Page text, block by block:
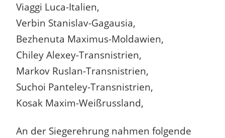
Viaggi Luca-Italien,
Verbin Stanislav-Gagausia,
Bezhenuta Maximus-Moldawien,
Chiley Alexey-Transnistrien,
Markov Ruslan-Transnistrien,
Suchoi Panteley-Transnistrien,
Kosak Maxim-Weißrussland,
An der Siegerehrung nahmen folgende